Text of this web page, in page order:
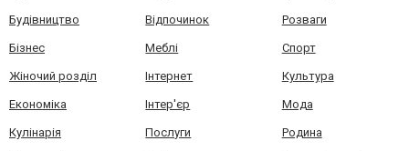
Будівництво Відпочинок Розваги
Бізнес Меблі Спорт
Жіночий розділ Інтернет Культура
Економіка Інтер'єр Мода
Кулінарія Послуги Родина